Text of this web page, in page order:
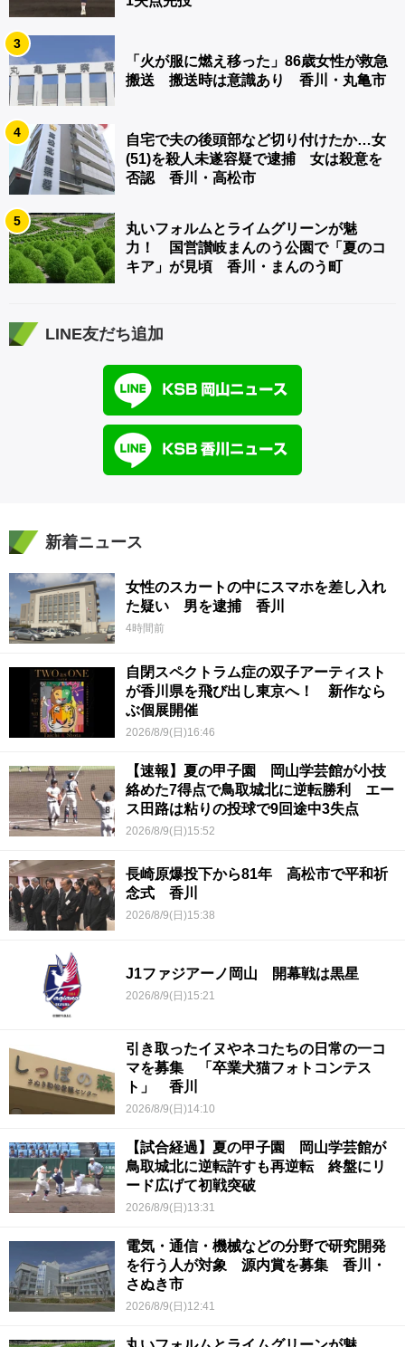
3
「火が服に燃え移った」86歳女性が救急
搬送 搬送時は意識あり 香川・丸亀市
4
自宅で夫の後頭部など切り付けたか…女
(51)を殺人未遂容疑で逮捕 女は殺意を
否認 香川・高松市
5
丸いフォルムとライムグリーンが魅
力！ 国営讃岐まんのう公園で「夏のコ
キア」が見頃 香川・まんのう町
LINE友だち追加
新着ニュース
女性のスカートの中にスマホを差し入れ
た疑い 男を逮捕 香川
4時間前
自閉スペクトラム症の双子アーティスト
が香川県を飛び出し東京へ！ 新作なら
ぶ個展開催
2026/8/9(日)16:46
【速報】夏の甲子園 岡山学芸館が小技
絡めた7得点で鳥取城北に逆転勝利 エー
ス田路は粘りの投球で9回途中3失点
2026/8/9(日)15:52
長崎原爆投下から81年 高松市で平和祈
念式 香川
2026/8/9(日)15:38
J1ファジアーノ岡山 開幕戦は黒星
2026/8/9(日)15:21
引き取ったイヌやネコたちの日常の一コ
マを募集 「卒業犬猫フォトコンテス
ト」 香川
2026/8/9(日)14:10
【試合経過】夏の甲子園 岡山学芸館が
鳥取城北に逆転許すも再逆転 終盤にリ
ード広げて初戦突破
2026/8/9(日)13:31
電気・通信・機械などの分野で研究開発
を行う人が対象 源内賞を募集 香川・
さぬき市
2026/8/9(日)12:41